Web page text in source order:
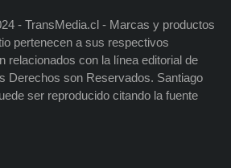
- TransMedia.cl - Marcas y productos
pertenecen a sus respectivos
relacionados con la línea editorial de
Derechos son Reservados. Santiago
ser reproducido citando la fuente